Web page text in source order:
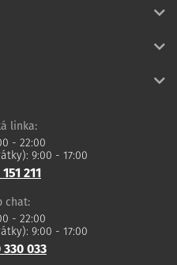
linka:
- 22:00
9:00 - 17:00
211
chat:
- 22:00
9:00 - 17:00
330 033